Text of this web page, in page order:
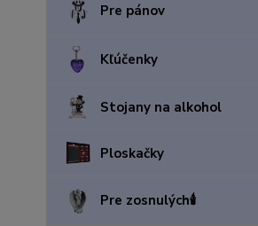
Pre pánov
Kľúčenky
Stojany na alkohol
Ploskačky
Pre zosnulých🕯️